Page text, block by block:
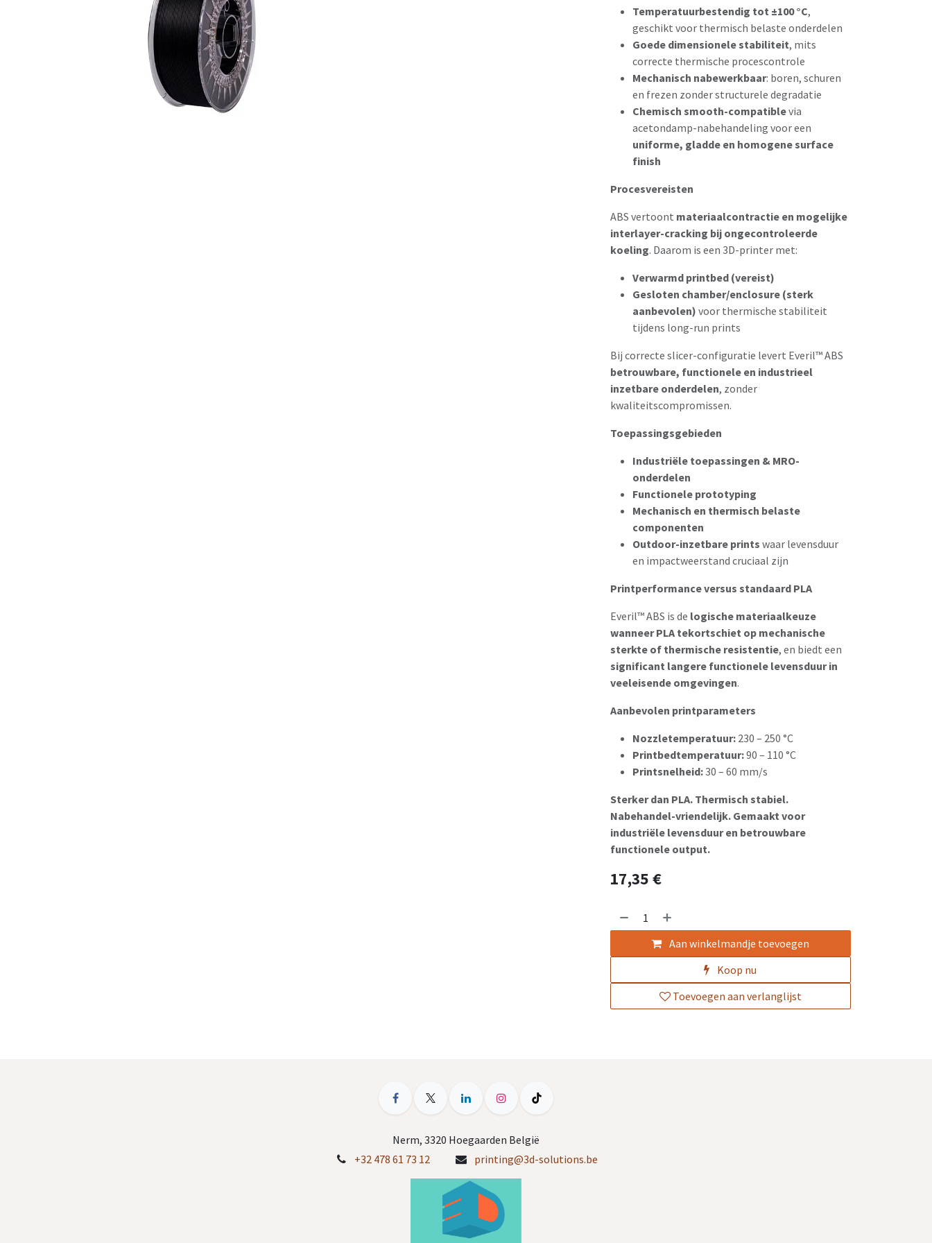
Temperatuurbestendig tot ±100 °C,
geschikt voor thermisch belaste onderdelen
Goede dimensionele stabiliteit, mits
correcte thermische procescontrole
Mechanisch nabewerkbaar: boren, schuren
en frezen zonder structurele degradatie
Chemisch smooth-compatiblevia
acetondamp-nabehandeling voor een
uniforme, gladde en homogene surface
finish
Procesvereisten
ABS vertoont materiaalcontractie en mogelijke
interlayer-cracking bij ongecontroleerde
koeling. Daarom is een 3D-printer met:
Verwarmd printbed (vereist)
Gesloten chamber/enclosure (sterk
aanbevolen) voor thermische stabiliteit
tijdens long-run prints
Bij correcte slicer-configuratie levert Everil™ ABS
betrouwbare, functionele en industrieel
inzetbare onderdelen, zonder
kwaliteitscompromissen.
Toepassingsgebieden
Industriële toepassingen & MRO-
onderdelen
Functionele prototyping
Mechanisch en thermisch belaste
componenten
Outdoor-inzetbare prints waar levensduur
en impactweerstand cruciaal zijn
Printperformance versus standaard PLA
Everil™ ABS is de logische materiaalkeuze
wanneer PLA tekortschiet op mechanische
sterkte of thermische resistentie, en biedt een
significant langere functionele levensduur in
veeleisende omgevingen.
Aanbevolen printparameters
Nozzletemperatuur:230 – 250 °C
Printbedtemperatuur:90 – 110 °C
Printsnelheid:30 – 60 mm/s
Sterker dan PLA. Thermisch stabiel.
Nabehandel-vriendelijk. Gemaakt voor
industriële levensduur en betrouwbare
functionele output.
17,35€
Aan winkelmandje toevoegen
Koop nu
Toevoegen aan verlanglijst
Nerm, 3320 Hoegaarden België
+32 478 61 73 12
printing@3d-solutions.be